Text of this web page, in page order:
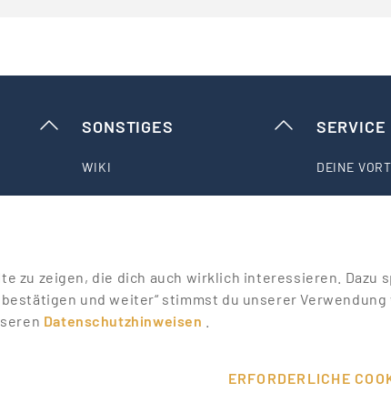
SONSTIGES
WIKI
ALLE PARTNER
SERVICE
DEINE
ÜBER UNS
zu zeigen, die dich auch wirklich interessieren. Dazu
und weiter“ stimmst du unserer
Datenschutzhinweisen
ERFORDERLICHE